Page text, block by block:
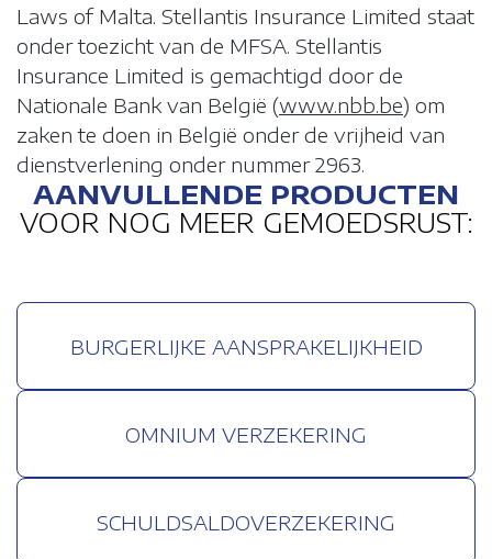
Laws of Malta. Stellantis Insurance Limited staat
onder toezicht van de MFSA. Stellantis
Insurance Limited is gemachtigd door de
Nationale Bank van België (www.nbb.be) om
zaken te doen in België onder de vrijheid van
dienstverlening onder nummer 2963.
AANVULLENDE PRODUCTEN
VOOR NOG MEER GEMOEDSRUST:
BURGERLIJKE AANSPRAKELIJKHEID
OMNIUM VERZEKERING
SCHULDSALDOVERZEKERING